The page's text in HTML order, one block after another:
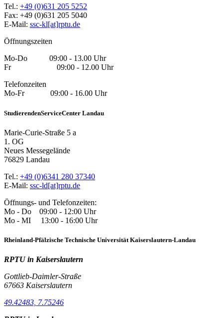
Tel.: +49 (0)631 205 5252
Fax: +49 (0)631 205 5040
E-Mail: ssc-kl[at]rptu.de
Öffnungszeiten
Mo-Do 09:00 - 13.00 Uhr
Fr 09:00 - 12.00 Uhr
Telefonzeiten
Mo-Fr 09:00 - 16.00 Uhr
StudierendenServiceCenter Landau
Marie-Curie-Straße 5 a
1. OG
Neues Messegelände
76829 Landau
Tel.: +49 (0)6341 280 37340
E-Mail: ssc-ld[at]rptu.de
Öffnungs- und Telefonzeiten:
Mo - Do 09:00 - 12:00 Uhr
Mo - MI 13:00 - 16:00 Uhr
Rheinland-Pfälzische Technische Universität Kaiserslautern-Landau
RPTU in Kaiserslautern
Gottlieb-Daimler-Straße
67663 Kaiserslautern
49.42483, 7.75246